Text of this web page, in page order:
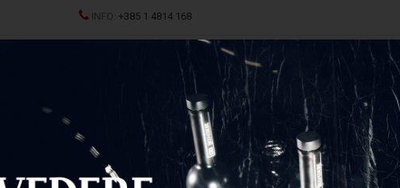
INFO: +385 1 4814 168
SPRITZ ŽESTOKA PIĆA ČAŠE I DEKANTERI